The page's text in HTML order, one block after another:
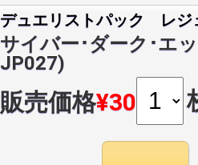
デュエリストパック レジ
サイバー･ダーク･エ
JP027)
販売価格¥30